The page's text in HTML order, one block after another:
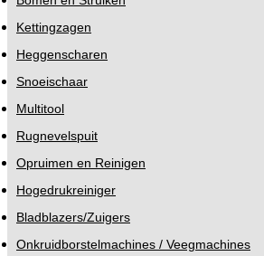
Kettingzagen
Heggenscharen
Snoeischaar
Multitool
Rugnevelspuit
Opruimen en Reinigen
Hogedrukreiniger
Bladblazers/Zuigers
Onkruidborstelmachines / Veegmachines